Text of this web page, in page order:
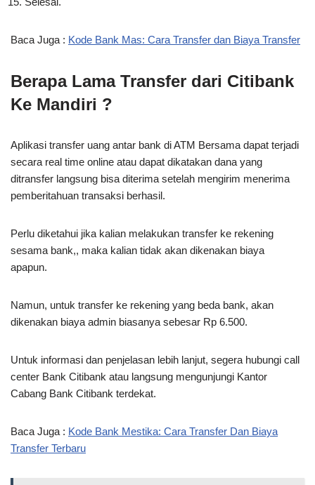
Baca Juga : Kode Bank Mas: Cara Transfer dan Biaya Transfer
Berapa Lama Transfer dari Citibank
Ke Mandiri ?
Aplikasi transfer uang antar bank di ATM Bersama dapat terjadi
secara real time online atau dapat dikatakan dana yang
ditransfer langsung bisa diterima setelah mengirim menerima
pemberitahuan transaksi berhasil.
Perlu diketahui jika kalian melakukan transfer ke rekening
sesama bank,, maka kalian tidak akan dikenakan biaya
apapun.
Namun, untuk transfer ke rekening yang beda bank, akan
dikenakan biaya admin biasanya sebesar Rp 6.500.
Untuk informasi dan penjelasan lebih lanjut, segera hubungi call
center Bank Citibank atau langsung mengunjungi Kantor
Cabang Bank Citibank terdekat.
Baca Juga : Kode Bank Mestika: Cara Transfer Dan Biaya
Transfer Terbaru